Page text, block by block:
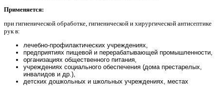
Применяется:
при гигиенической обработке, гигиенической и хирургической антисептике
рук в:
лечебно-профилактических учреждениях,
предприятиях пищевой и перерабатывающей промышленности,
организациях общественного питания,
учреждениях социального обеспечения (дома престарелых,
инвалидов и др.),
детских дошкольных и школьных учреждениях, местах